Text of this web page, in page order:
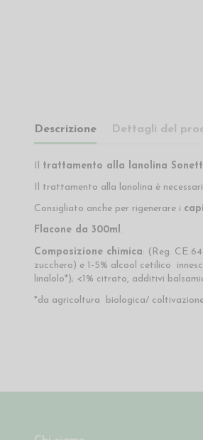
Descrizione Dettagli del
trattamento alla lanolina Sonett
Il trattamento alla lanolina è
Consigliato anche per rigenerare i
Flacone da 300ml.
Composizione chimica: (Reg. CE
zucchero) e 1-5% alcool cetilico
linalolo*); <1% citrato, additivi
*da agricoltura biologica/